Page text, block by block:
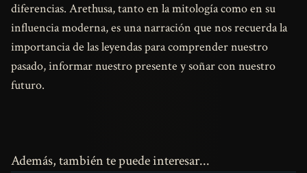
diferencias. Arethusa, tanto en la mitología como en su
influencia moderna, es una narración que nos recuerda la
importancia de las leyendas para comprender nuestro
pasado, informar nuestro presente y soñar con nuestro
futuro.
Además, también te puede interesar...